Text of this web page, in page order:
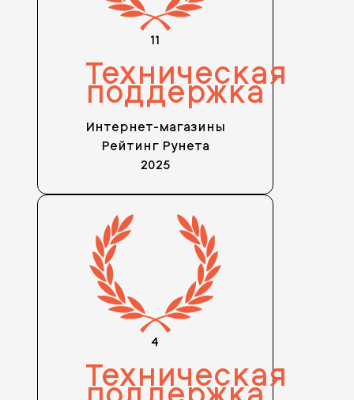
11
Техническая
поддержка
Интернет-магазины
Рейтинг Рунета
2025
4
Техническая